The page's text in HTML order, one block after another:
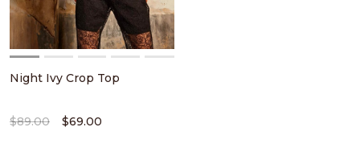
Night Ivy Crop Top
$69.00
$89.00